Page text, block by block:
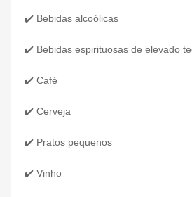
✔️ Bebidas alcoólicas
✔️ Bebidas espirituosas de elevado
✔️ Café
✔️ Cerveja
✔️ Pratos pequenos
✔️ Vinho